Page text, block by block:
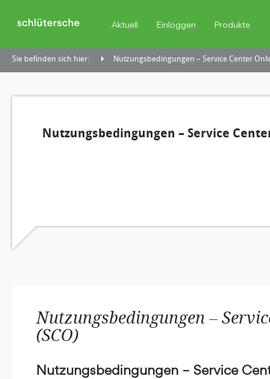
Aktuell Einloggen Produkte
Sie befinden sich hier: Nutzungsbedingungen – Service Center
Nutzungsbedingungen – Service
Nutzungsbedingungen –
(SCO)
Nutzungsbedingungen – Service